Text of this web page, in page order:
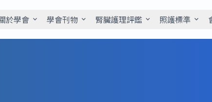
於學會 expand_more 學會刊物 expand_more 腎臟護理評鑑 expand_more 照護標準 expand_more